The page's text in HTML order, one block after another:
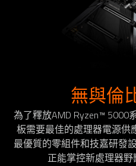
無與倫
為了釋放AMD Ryzen™ 5000
板需要最佳的處理器電源供
最優質的零組件和技嘉研發
正能掌控新處理器野